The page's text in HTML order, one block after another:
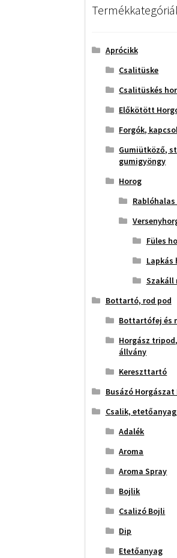
Aprócikk
Csalitüske
Csalitüskés
Előkötött
Forgók,
Gumiütköző,
gumigyöngy
Horog
Füles
Lapkás
Szakáll
Bottartó, rod pod
Bottartófej és
Horgász
állvány
Kereszttartó
Busázó Horgászat
Csalik,
Adalék
Aroma
Aroma Spray
Bojlik
Csalizó Bojli
Dip
Etetőanyag